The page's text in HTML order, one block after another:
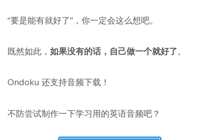
“要是能有就好了”，你一定会这么想吧。
既然如此， 如果没有的话，自己做一个就好了。
Ondoku 还支持音频下载！
不防尝试制作一下学习用的英语音频吧？